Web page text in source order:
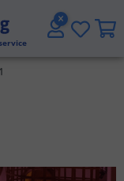
en BE
in huis